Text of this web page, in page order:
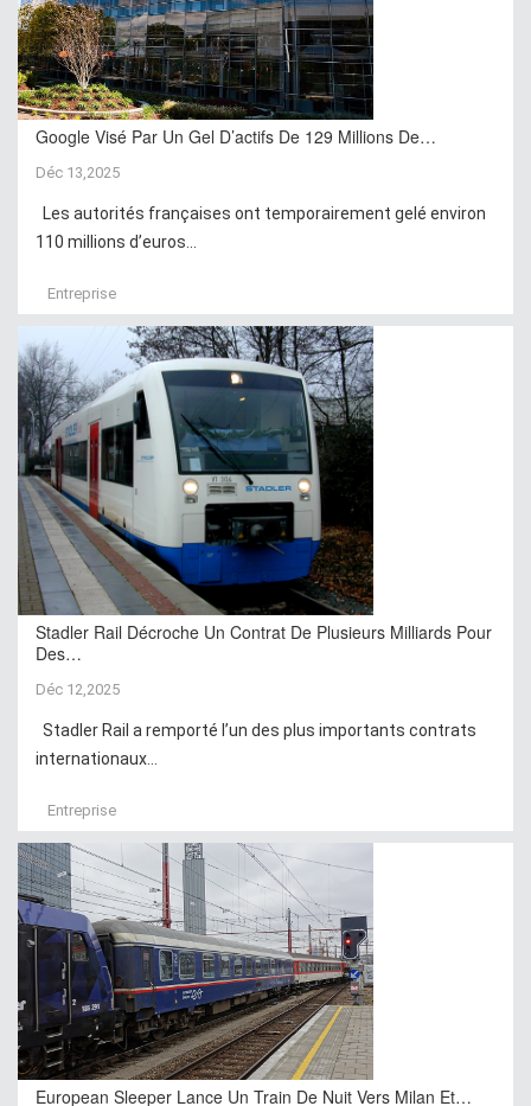
Google Visé Par Un Gel D’actifs De 129 Millions De…
Déc 13,2025
Les autorités françaises ont temporairement gelé environ
110 millions d’euros...
Entreprise
Stadler Rail Décroche Un Contrat De Plusieurs Milliards Pour
Des…
Déc 12,2025
Stadler Rail a remporté l’un des plus importants contrats
internationaux...
Entreprise
European Sleeper Lance Un Train De Nuit Vers Milan Et…